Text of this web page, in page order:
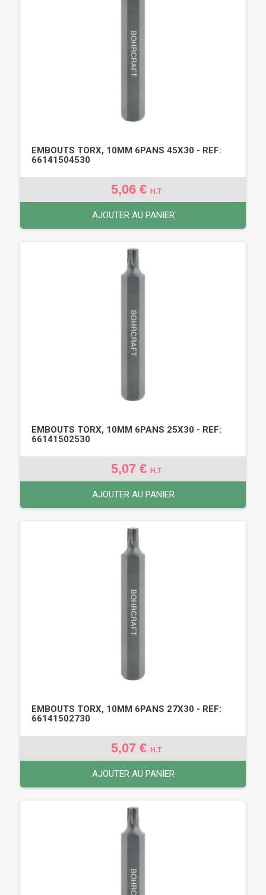
EMBOUTS TORX, 10MM 6PANS 45X30 - REF:
66141504530
5,06 € H.T
AJOUTER AU PANIER
EMBOUTS TORX, 10MM 6PANS 25X30 - REF:
66141502530
5,07 € H.T
AJOUTER AU PANIER
EMBOUTS TORX, 10MM 6PANS 27X30 - REF:
66141502730
5,07 € H.T
AJOUTER AU PANIER